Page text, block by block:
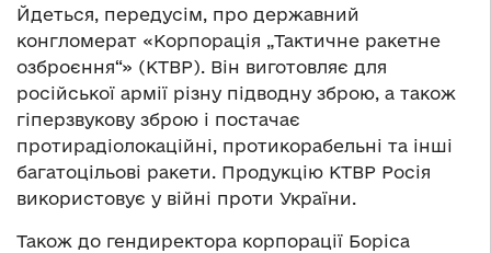
Йдеться, передусім, про державний
конгломерат «Корпорація „Тактичне ракетне
озброєння“» (КТВР). Він виготовляє для
російської армії різну підводну зброю, а також
гіперзвукову зброю і постачає
протирадіолокаційні, протикорабельні та інші
багатоцільові ракети. Продукцію КТВР Росія
використовує у війні проти України.
Також до гендиректора корпорації Боріса